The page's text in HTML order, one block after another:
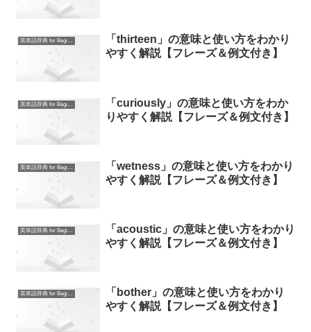
英単語辞典 for Beginners
「thirteen」の意味と使い方をわかり
やすく解説【フレーズ＆例文付き】
英単語辞典 for Beginners
「curiously」の意味と使い方をわか
りやすく解説【フレーズ＆例文付き】
英単語辞典 for Beginners
「wetness」の意味と使い方をわかり
やすく解説【フレーズ＆例文付き】
英単語辞典 for Beginners
「acoustic」の意味と使い方をわかり
やすく解説【フレーズ＆例文付き】
英単語辞典 for Beginners
「bother」の意味と使い方をわかり
やすく解説【フレーズ＆例文付き】